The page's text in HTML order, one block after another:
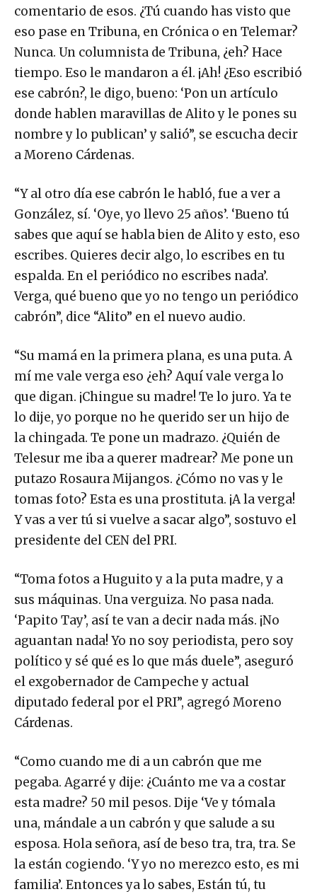
comentario de esos. ¿Tú cuando has visto que
eso pase en Tribuna, en Crónica o en Telemar?
Nunca. Un columnista de Tribuna, ¿eh? Hace
tiempo. Eso le mandaron a él. ¡Ah! ¿Eso escribió
ese cabrón?, le digo, bueno: ‘Pon un artículo
donde hablen maravillas de Alito y le pones su
nombre y lo publican’ y salió”, se escucha decir
a Moreno Cárdenas.
“Y al otro día ese cabrón le habló, fue a ver a
González, sí. ‘Oye, yo llevo 25 años’. ‘Bueno tú
sabes que aquí se habla bien de Alito y esto, eso
escribes. Quieres decir algo, lo escribes en tu
espalda. En el periódico no escribes nada’.
Verga, qué bueno que yo no tengo un periódico
cabrón”, dice “Alito” en el nuevo audio.
“Su mamá en la primera plana, es una puta. A
mí me vale verga eso ¿eh? Aquí vale verga lo
que digan. ¡Chingue su madre! Te lo juro. Ya te
lo dije, yo porque no he querido ser un hijo de
la chingada. Te pone un madrazo. ¿Quién de
Telesur me iba a querer madrear? Me pone un
putazo Rosaura Mijangos. ¿Cómo no vas y le
tomas foto? Esta es una prostituta. ¡A la verga!
Y vas a ver tú si vuelve a sacar algo”, sostuvo el
presidente del CEN del PRI.
“Toma fotos a Huguito y a la puta madre, y a
sus máquinas. Una verguiza. No pasa nada.
‘Papito Tay’, así te van a decir nada más. ¡No
aguantan nada! Yo no soy periodista, pero soy
político y sé qué es lo que más duele”, aseguró
el exgobernador de Campeche y actual
diputado federal por el PRI”, agregó Moreno
Cárdenas.
“Como cuando me di a un cabrón que me
pegaba. Agarré y dije: ¿Cuánto me va a costar
esta madre? 50 mil pesos. Dije ‘Ve y tómala
una, mándale a un cabrón y que salude a su
esposa. Hola señora, así de beso tra, tra, tra. Se
la están cogiendo. ‘Y yo no merezco esto, es mi
familia’. Entonces ya lo sabes, Están tú, tu